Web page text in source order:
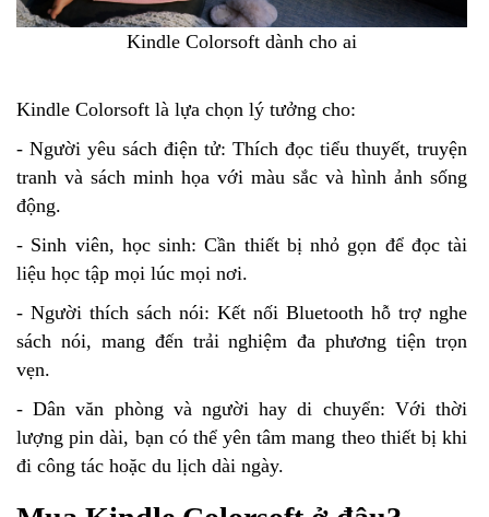
Kindle Colorsoft dành cho ai
Kindle Colorsoft là lựa chọn lý tưởng cho:
- Người yêu sách điện tử: Thích đọc tiểu thuyết, truyện
tranh và sách minh họa với màu sắc và hình ảnh sống
động.
- Sinh viên, học sinh: Cần thiết bị nhỏ gọn để đọc tài
liệu học tập mọi lúc mọi nơi.
- Người thích sách nói: Kết nối Bluetooth hỗ trợ nghe
sách nói, mang đến trải nghiệm đa phương tiện trọn
vẹn.
- Dân văn phòng và người hay di chuyển: Với thời
lượng pin dài, bạn có thể yên tâm mang theo thiết bị khi
đi công tác hoặc du lịch dài ngày.